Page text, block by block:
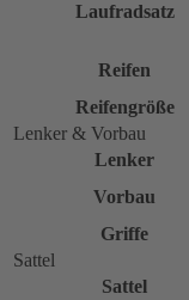
Laufradsatz
Reifen
Reifengröße
Lenker & Vorbau
Lenker
Vorbau
Griffe
Sattel
Sattel